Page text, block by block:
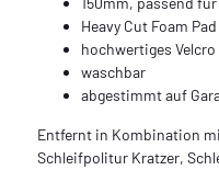
Heavy Cut Foam
hochwertiges Velcro
waschbar
abgestimmt auf
Entfernt in Kombination
Schleifpolitur Kratzer,